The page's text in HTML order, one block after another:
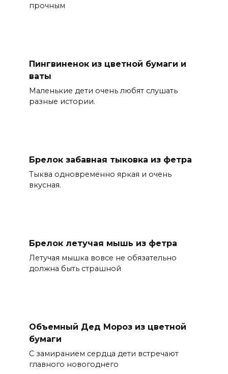
прочным
Пингвиненок из цветной бумаги и
ваты
Маленькие дети очень любят слушать
разные истории.
Брелок забавная тыковка из фетра
Тыква одновременно яркая и очень
вкусная.
Брелок летучая мышь из фетра
Летучая мышка вовсе не обязательно
должна быть страшной
Объемный Дед Мороз из цветной
бумаги
С замиранием сердца дети встречают
главного новогоднего